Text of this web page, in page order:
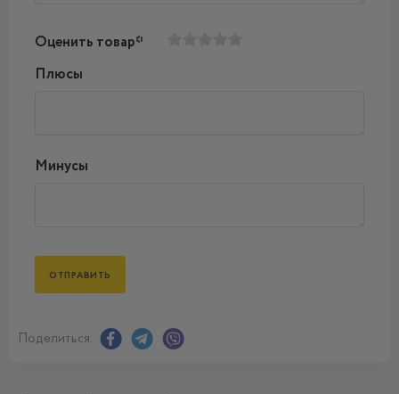
Оценить товар*
Плюсы
Минусы
Поделиться: